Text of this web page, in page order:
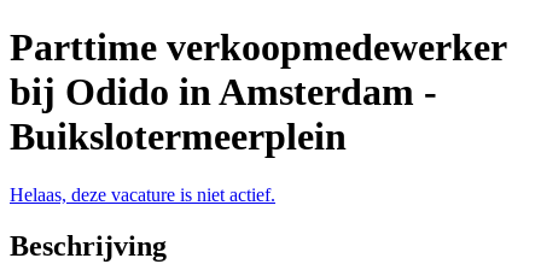
Parttime verkoopmedewerker
bij Odido in Amsterdam -
Buikslotermeerplein
Helaas, deze vacature is niet actief.
Beschrijving